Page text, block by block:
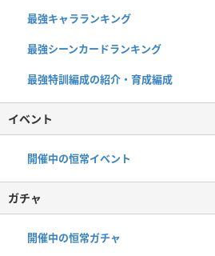
最強キャラランキング
最強シーンカードランキング
最強特訓編成の紹介・育成編成
イベント
開催中の恒常イベント
ガチャ
開催中の恒常ガチャ